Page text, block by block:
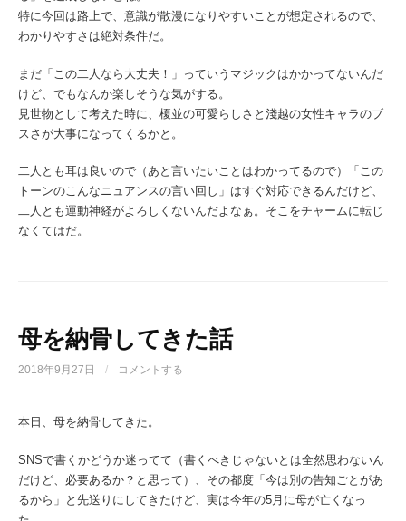
特に今回は路上で、意識が散漫になりやすいことが想定されるので、
わかりやすさは絶対条件だ。
まだ「この二人なら大丈夫！」っていうマジックはかかってないんだ
けど、でもなんか楽しそうな気がする。
見世物として考えた時に、榎並の可愛らしさと淺越の女性キャラのブ
スさが大事になってくるかと。
二人とも耳は良いので（あと言いたいことはわかってるので）「この
トーンのこんなニュアンスの言い回し」はすぐ対応できるんだけど、
二人とも運動神経がよろしくないんだよなぁ。そこをチャームに転じ
なくてはだ。
母を納骨してきた話
2018年9月27日 / コメントする
本日、母を納骨してきた。
SNSで書くかどうか迷ってて（書くべきじゃないとは全然思わないん
だけど、必要あるか？と思って）、その都度「今は別の告知ごとがあ
るから」と先送りにしてきたけど、実は今年の5月に母が亡くなっ